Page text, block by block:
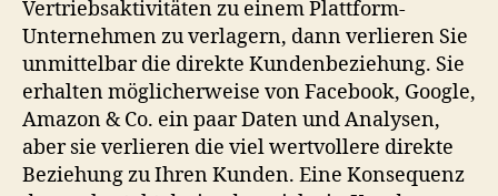
Vertriebsaktivitäten zu einem Plattform-
Unternehmen zu verlagern, dann verlieren Sie
unmittelbar die direkte Kundenbeziehung. Sie
erhalten möglicherweise von Facebook, Google,
Amazon & Co. ein paar Daten und Analysen,
aber sie verlieren die viel wertvollere direkte
Beziehung zu Ihren Kunden. Eine Konsequenz